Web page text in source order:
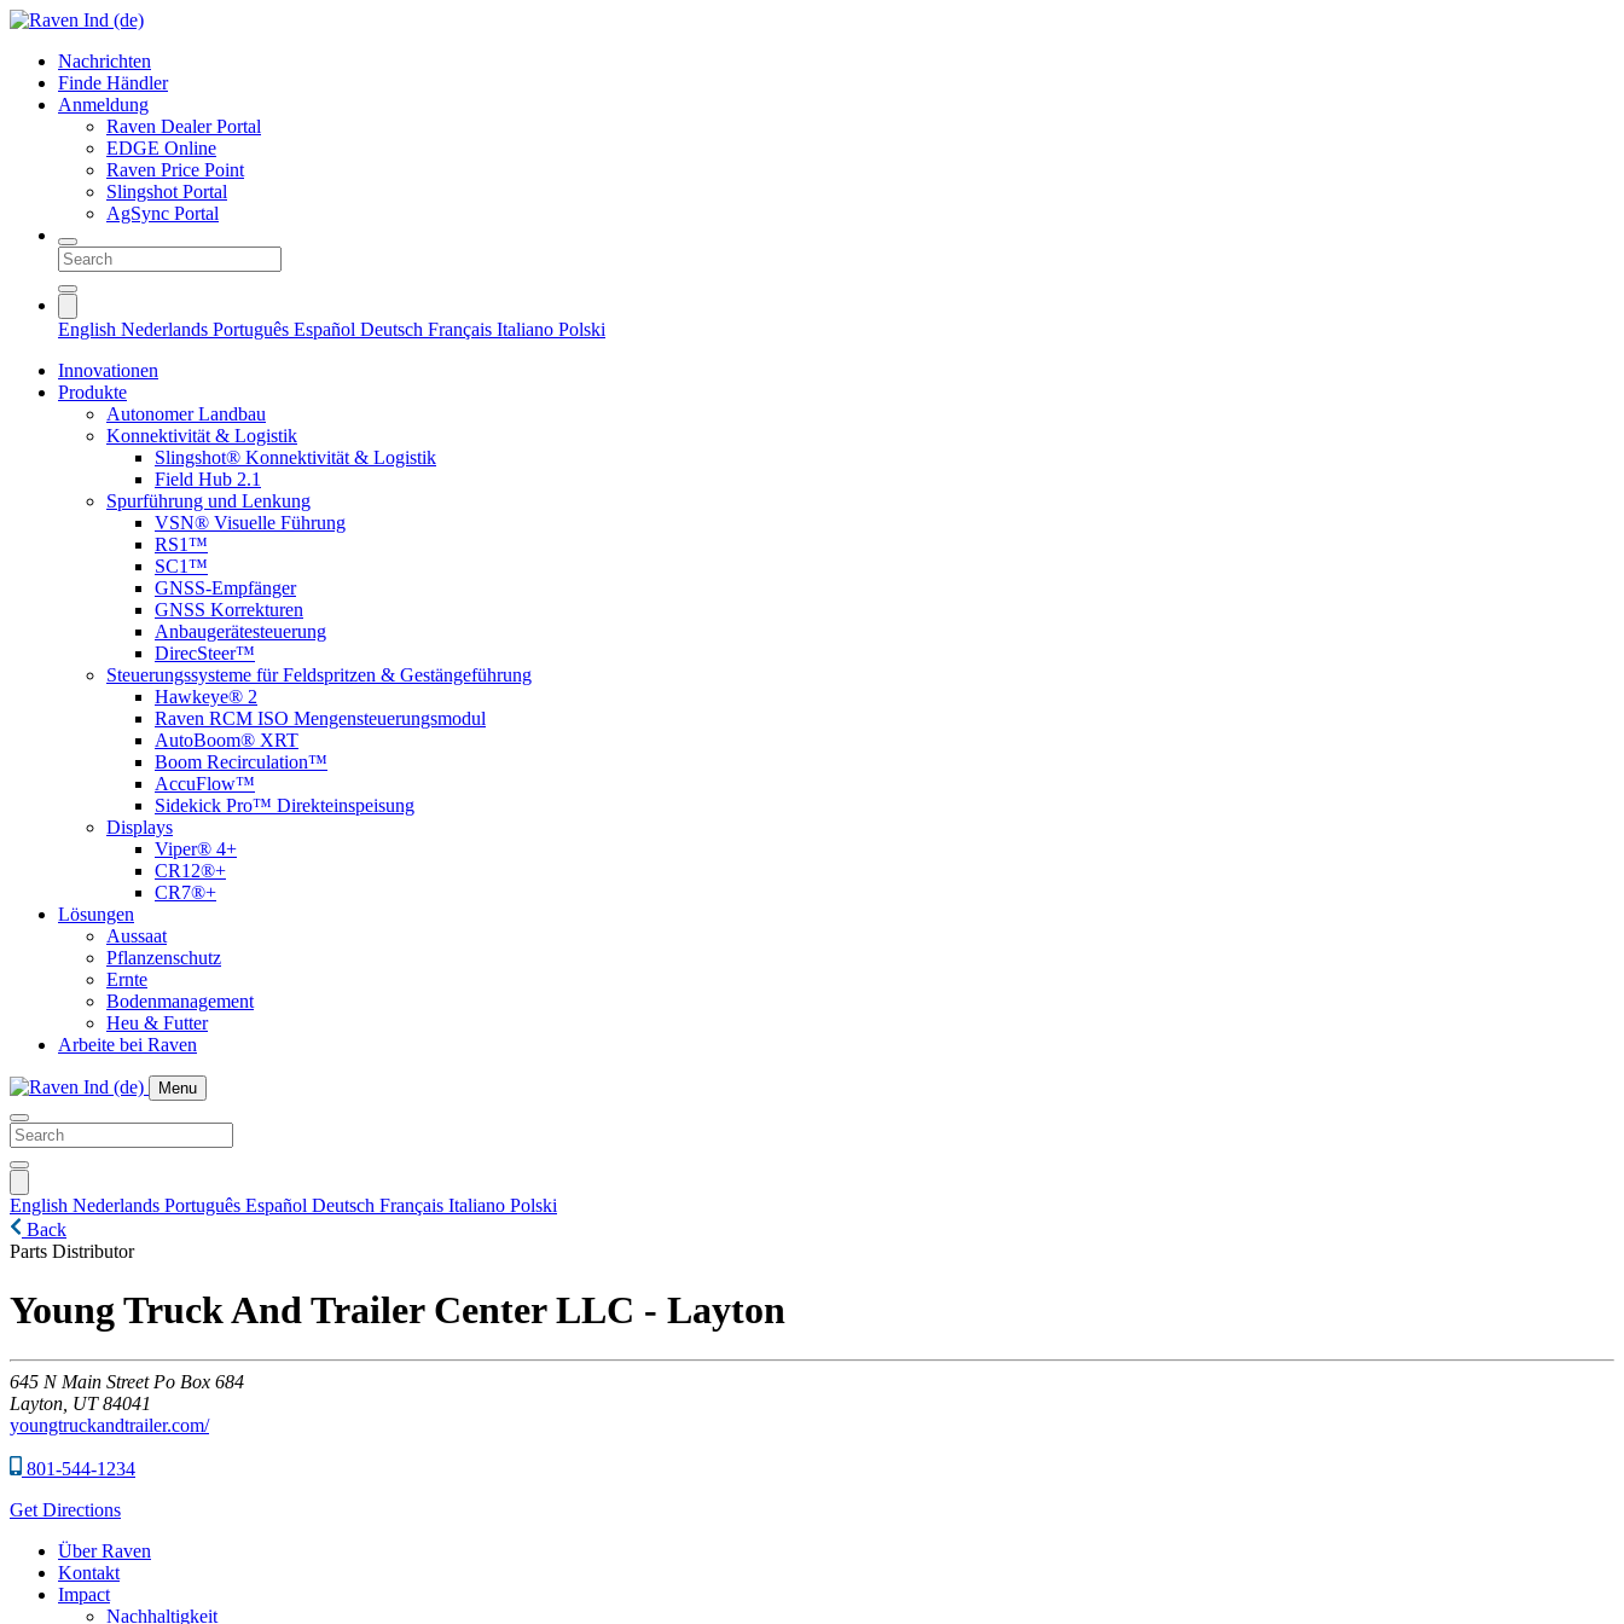
Nachrichten
Finde Händler
Anmeldung
Raven Dealer Portal
EDGE Online
Raven Price Point
Slingshot Portal
AgSync Portal
English Nederlands Português Español Deutsch Français Italiano Polski
Innovationen
Produkte
Autonomer Landbau
Konnektivität & Logistik
Slingshot® Konnektivität & Logistik
Field Hub 2.1
Spurführung und Lenkung
VSN® Visuelle Führung
RS1™
SC1™
GNSS-Empfänger
GNSS Korrekturen
Anbaugerätesteuerung
DirecSteer™
Steuerungssysteme für Feldspritzen & Gestängeführung
Hawkeye® 2
Raven RCM ISO Mengensteuerungsmodul
AutoBoom® XRT
Boom Recirculation™
AccuFlow™
Sidekick Pro™ Direkteinspeisung
Displays
Viper® 4+
CR12®+
CR7®+
Lösungen
Aussaat
Pflanzenschutz
Ernte
Bodenmanagement
Heu & Futter
Arbeite bei Raven
Menu
English Nederlands Português Español Deutsch Français Italiano Polski
Back
Parts Distributor
Young Truck And Trailer Center LLC - Layton
645 N Main Street Po Box 684
Layton, UT 84041
youngtruckandtrailer.com/
801-544-1234
Get Directions
Über Raven
Kontakt
Impact
Nachhaltigkeit